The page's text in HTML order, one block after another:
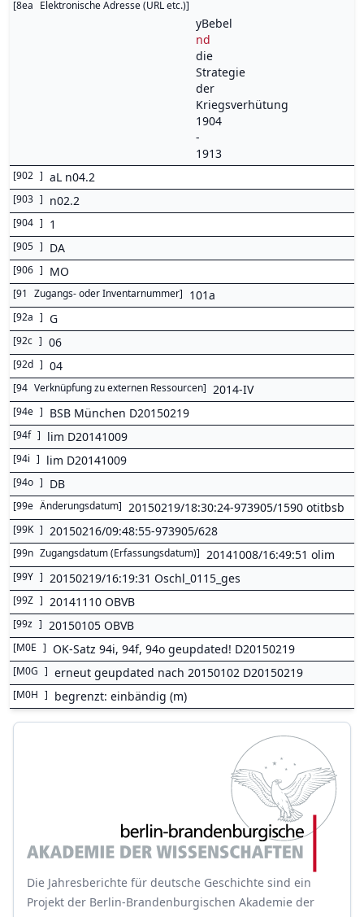
[8ea Elektronische Adresse (URL etc.)]
yBebel
nd
die
Strategie
der
Kriegsverhütung
1904
-
1913
[902 ] aL n04.2
[903 ] n02.2
[904 ] 1
[905 ] DA
[906 ] MO
[91 Zugangs- oder Inventarnummer] 101a
[92a ] G
[92c ] 06
[92d ] 04
[94 Verknüpfung zu externen Ressourcen] 2014-IV
[94e ] BSB München D20150219
[94f ] lim D20141009
[94i ] lim D20141009
[94o ] DB
[99e Änderungsdatum] 20150219/18:30:24-973905/1590 otitbsb
[99K ] 20150216/09:48:55-973905/628
[99n Zugangsdatum (Erfassungsdatum)] 20141008/16:49:51 olim
[99Y ] 20150219/16:19:31 Oschl_0115_ges
[99Z ] 20141110 OBVB
[99z ] 20150105 OBVB
[M0E ] OK-Satz 94i, 94f, 94o geupdated! D20150219
[M0G ] erneut geupdated nach 20150102 D20150219
[M0H ] begrenzt: einbändig (m)
Die Jahresberichte für deutsche Geschichte sind ein
Projekt der Berlin-Brandenburgischen Akademie der